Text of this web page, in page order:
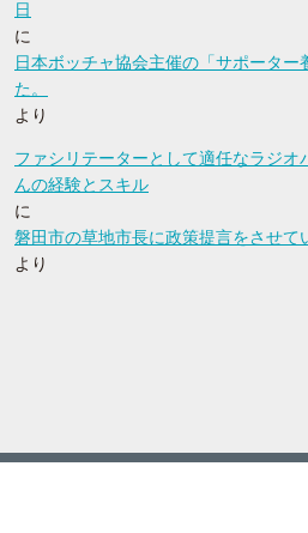
日
に
日本ボッチャ協会主催の「サポーター
た。
より
ファシリテーターとして適任なラジオ
んの経験とスキル
に
磐田市の草地市長に政策提言をさせて
より